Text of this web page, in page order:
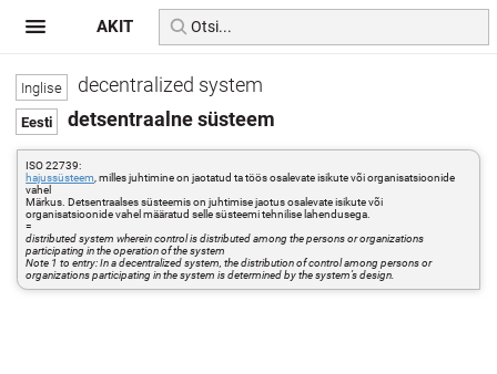
decentralized system
detsentraalne süsteem
ISO 22739:
hajussüsteem , milles juhtimine on jaotatud ta töös osalevate isikute või organisatsioonide
vahel
Märkus. Detsentraalses süsteemis on juhtimise jaotus osalevate isikute või
organisatsioonide vahel määratud selle süsteemi tehnilise lahendusega.
=
distributed system wherein control is distributed among the persons or organizations
participating in the operation of the system
Note 1 to entry: In a decentralized system, the distribution of control among persons or
organizations participating in the system is determined by the system’s design.
AKIT